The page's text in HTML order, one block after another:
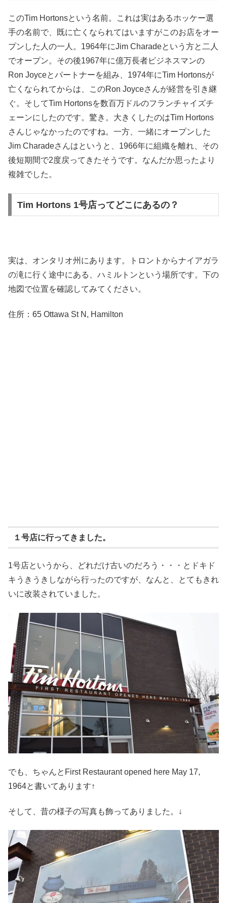
このTim Hortonsという名前。これは実はあるホッケー選
手の名前で、既に亡くなられてはいますがこのお店をオー
プンした人の一人。1964年にJim Charadeという方と二人
でオープン。その後1967年に億万長者ビジネスマンの
Ron Joyceとパートナーを組み、1974年にTim Hortonsが
亡くなられてからは、このRon Joyceさんが経営を引き継
ぐ。そしてTim Hortonsを数百万ドルのフランチャイズチ
ェーンにしたのです。驚き。大きくしたのはTim Hortons
さんじゃなかったのですね。一方、一緒にオープンした
Jim Charadeさんはというと、1966年に組織を離れ、その
後短期間で2度戻ってきたそうです。なんだか思ったより
複雑でした。
Tim Hortons 1号店ってどこにあるの？
実は、オンタリオ州にあります。トロントからナイアガラ
の滝に行く途中にある、ハミルトンという場所です。下の
地図で位置を確認してみてください。
住所：65 Ottawa St N, Hamilton
１号店に行ってきました。
1号店というから、どれだけ古いのだろう・・・とドキド
キうきうきしながら行ったのですが、なんと、とてもきれ
いに改装されていました。
でも、ちゃんとFirst Restaurant opened here May 17,
1964と書いてあります↑
そして、昔の様子の写真も飾ってありました。↓